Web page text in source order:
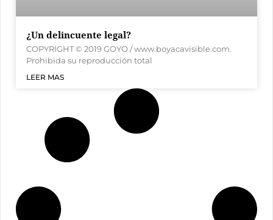
¿Un delincuente legal?
COPYRIGHT © 2019 GOYO / www.boyacavisible.com.
Prohibida su reproducción total
LEER MAS